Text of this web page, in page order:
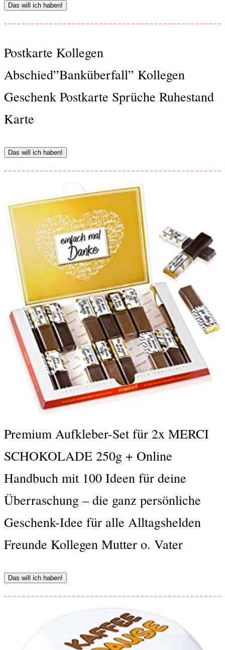
Das will ich haben!
Postkarte Kollegen
Abschied”Banküberfall” Kollegen
Geschenk Postkarte Sprüche Ruhestand
Karte
Das will ich haben!
Premium Aufkleber-Set für 2x MERCI
SCHOKOLADE 250g + Online
Handbuch mit 100 Ideen für deine
Überraschung – die ganz persönliche
Geschenk-Idee für alle Alltagshelden
Freunde Kollegen Mutter o. Vater
Das will ich haben!